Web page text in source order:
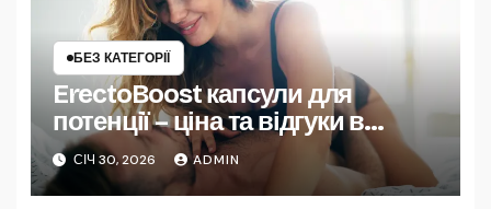
БЕЗ КАТЕГОРІЇ
ErectoBoost капсули для
потенції – ціна та відгуки в
Україні
СІЧ 30, 2026 ADMIN